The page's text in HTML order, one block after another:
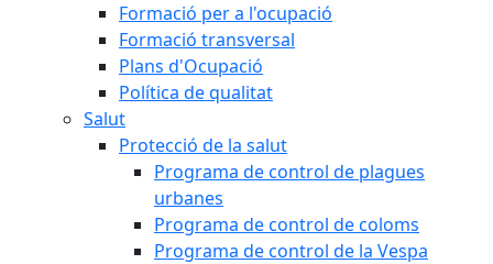
Formació per a l'ocupació
Formació transversal
Plans d'Ocupació
Política de qualitat
Salut
Protecció de la salut
Programa de control de plagues
urbanes
Programa de control de coloms
Programa de control de la Vespa